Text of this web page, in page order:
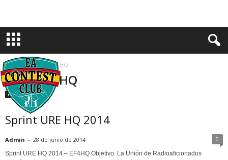
Inicio Etiquetas HQ
Etiqueta: HQ
Concursos
Sprint URE HQ 2014
Admin - 28 de junio de 2014 0
Sprint URE HQ 2014 – EF4HQ Objetivo: La Unión de Radioaficionados